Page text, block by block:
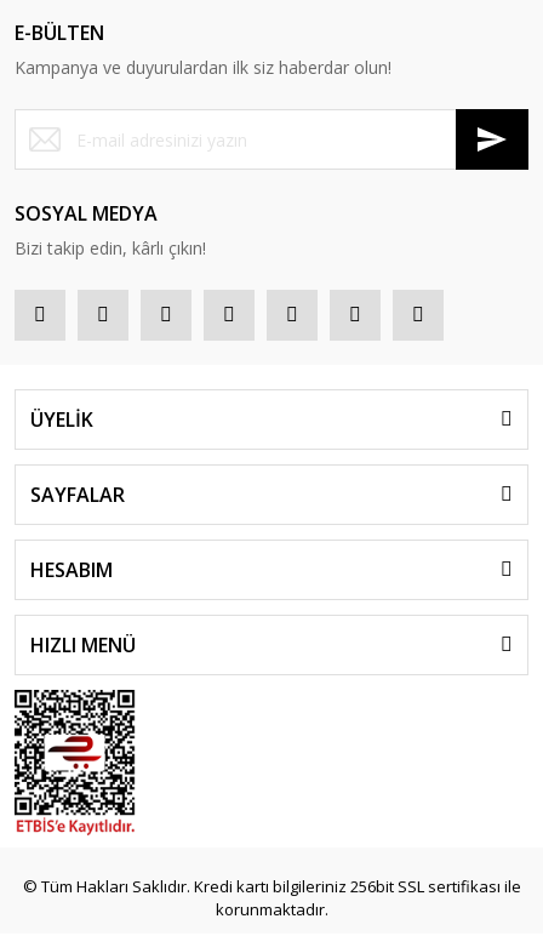
E-BÜLTEN
Kampanya ve duyurulardan ilk siz haberdar olun!
SOSYAL MEDYA
Bizi takip edin, kârlı çıkın!
ÜYELİK
SAYFALAR
HESABIM
HIZLI MENÜ
© Tüm Hakları Saklıdır. Kredi kartı bilgileriniz 256bit SSL sertifikası ile
korunmaktadır.